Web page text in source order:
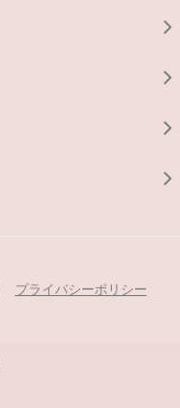
プライバシーポリシー